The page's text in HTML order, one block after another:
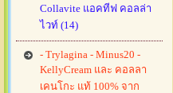
Collavite แอคทีฟ คอลล่า
ไวท์ (14)
- Trylagina - Minus20 -
KellyCream และ คอลลา
เคนโกะ แท้ 100% จาก